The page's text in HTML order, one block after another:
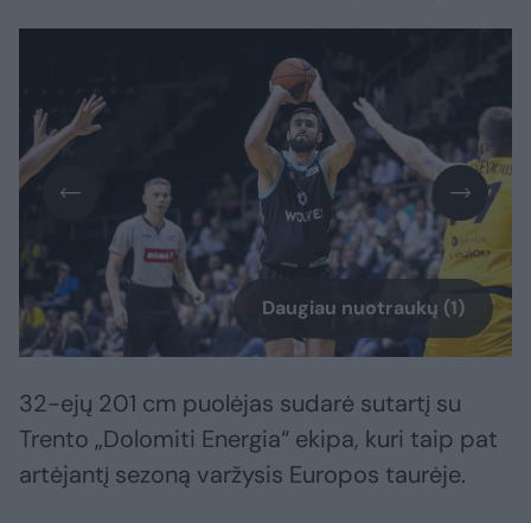
Daugiau nuotraukų (1)
32-ejų 201 cm puolėjas sudarė sutartį su
Trento „Dolomiti Energia“ ekipa, kuri taip pat
artėjantį sezoną varžysis Europos taurėje.